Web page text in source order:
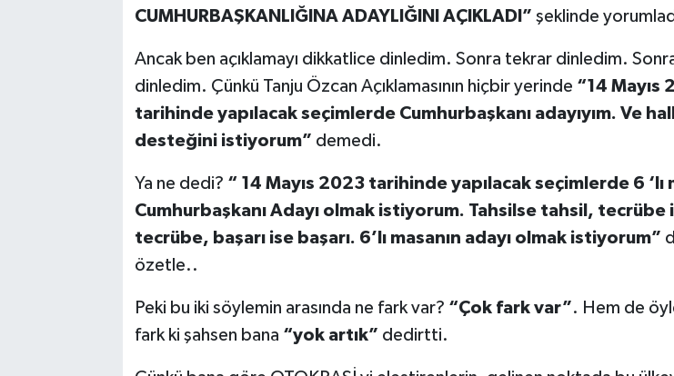
CUMHURBAŞKANLIĞINA ADAYLIĞINI AÇIKLADI” şeklinde
Ancak ben açıklamayı dikkatlice dinledim. Sonra tekrar dinledim.
dinledim. Çünkü Tanju Özcan Açıklamasının hiçbir yerinde “14 Mayıs
tarihinde yapılacak seçimlerde Cumhurbaşkanı adayıyım. Ve
desteğini istiyorum” demedi.
Ya ne dedi? “ 14 Mayıs 2023 tarihinde yapılacak seçimlerde 6 ‘lı
Cumhurbaşkanı Adayı olmak istiyorum. Tahsilse tahsil, tecrübe
tecrübe, başarı ise başarı. 6’lı masanın adayı olmak istiyorum”
özetle..
Peki bu iki söylemin arasında ne fark var? “Çok fark var”. Hem de
fark ki şahsen bana “yok artık” dedirtti.